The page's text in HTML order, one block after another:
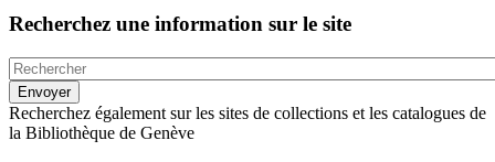
Recherchez une information sur le site
Recherchez également sur les sites de collections et les catalogues de
la Bibliothèque de Genève